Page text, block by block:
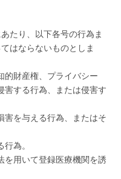
たり、以下各号の行為ま
はならないものとしま
的財産権、プライバシー
害する行為、または侵害す
害を与える行為、またはそ
為。
を用いて登録医療機関を誘